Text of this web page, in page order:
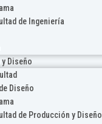
de Ingeniería
Diseño
Diseño
de Producción y Diseño